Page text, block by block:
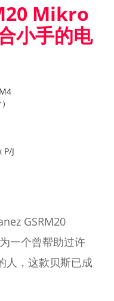
Mikro
小手的电
J
GSRM20
一个曾帮助过许
人，这款贝斯已成